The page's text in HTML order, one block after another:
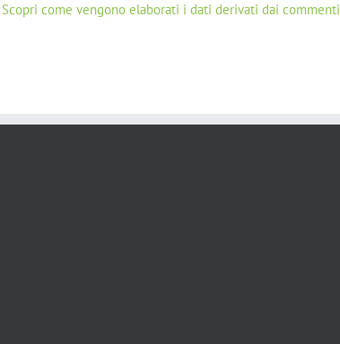
Scopri come vengono elaborati i dati derivati dai commenti